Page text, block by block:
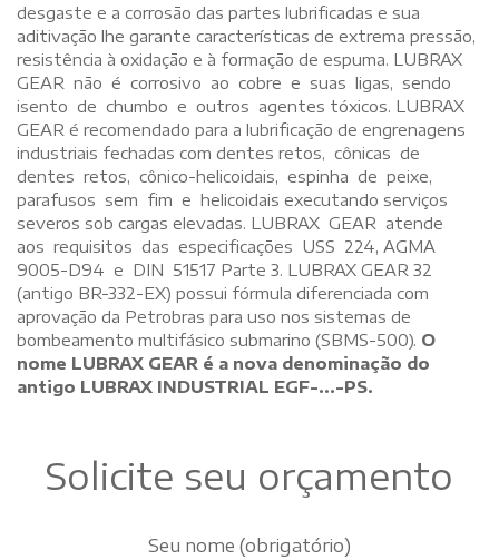
desgaste e a corrosão das partes lubrificadas e sua
aditivação lhe garante características de extrema pressão,
resistência à oxidação e à formação de espuma. LUBRAX
GEAR não é corrosivo ao cobre e suas ligas, sendo
isento de chumbo e outros agentes tóxicos. LUBRAX
GEAR é recomendado para a lubrificação de engrenagens
industriais fechadas com dentes retos, cônicas de
dentes retos, cônico-helicoidais, espinha de peixe,
parafusos sem fim e helicoidais executando serviços
severos sob cargas elevadas. LUBRAX GEAR atende
aos requisitos das especificações USS 224, AGMA
9005-D94 e DIN 51517 Parte 3. LUBRAX GEAR 32
(antigo BR-332-EX) possui fórmula diferenciada com
aprovação da Petrobras para uso nos sistemas de
bombeamento multifásico submarino (SBMS-500). O
nome LUBRAX GEAR é a nova denominação do
antigo LUBRAX INDUSTRIAL EGF-...-PS.
Solicite seu orçamento
Seu nome (obrigatório)